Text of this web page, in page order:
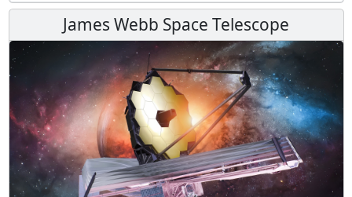
James Webb Space Telescope